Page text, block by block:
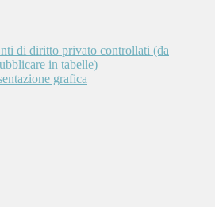
di diritto privato controllati (da
in tabelle)
grafica